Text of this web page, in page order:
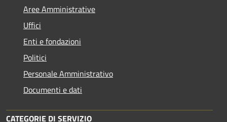
Aree Amministrative
Uffici
Enti e fondazioni
Politici
Personale Amministrativo
Documenti e dati
CATEGORIE DI SERVIZIO